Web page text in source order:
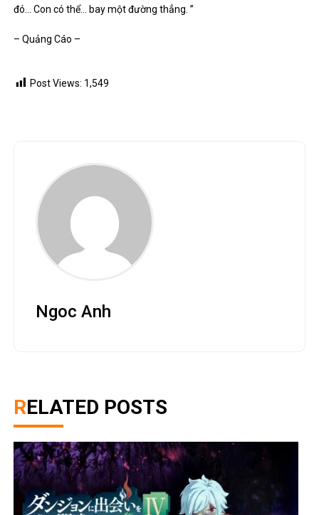
đó… Con có thể… bay một đường thẳng. ”
– Quảng Cáo –
Post Views: 1,549
Ngoc Anh
RELATED POSTS